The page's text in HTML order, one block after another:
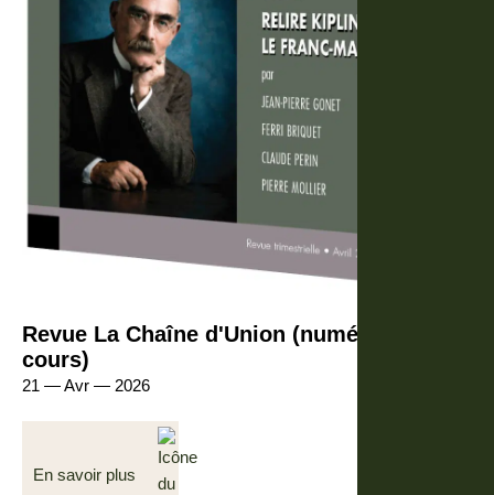
Revue La Chaîne d'Union (numéro en
cours)
21 — Avr — 2026
En savoir plus